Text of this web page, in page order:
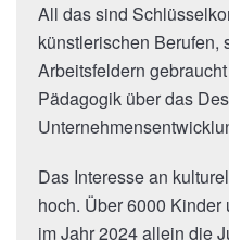
All das sind
künstlerischen Berufen,
Arbeitsfeldern
Pädagogik über das
Das Interesse an
hoch. Über 6000
im Jahr 2024 allein die